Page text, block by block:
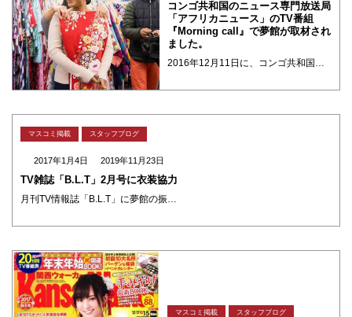
コンゴ共和国のニュース専門放送局
「アフリカニュース」のTV番組
『Morning call』で夢館が取材され
ました。
2016年12月11日に、コンゴ共和国のニュース専門放送局「アフリカニュース」の記者Ms.Hannane Ferdjani氏が夢館に来られました。 「アフリカニュース（Africanews）」は、サハラ以南のアフリカの国 ・・・
マスコミ掲載 スタッフブログ
2017年1月4日 2019年11月23日
TV雑誌「B.L.T」2月号に衣装協力
月刊TV情報誌「B.L.T」に夢館の振袖を衣装協力しています♪ 2017年2月号は乃木坂46大特集！表紙は橋本奈々未さんです。 橋本奈々未(はしもとななみ)さん、白石麻衣(しらいしまい)さん、松村沙友理(まつむらさゆり) ・・・
マスコミ掲載 スタッフブログ